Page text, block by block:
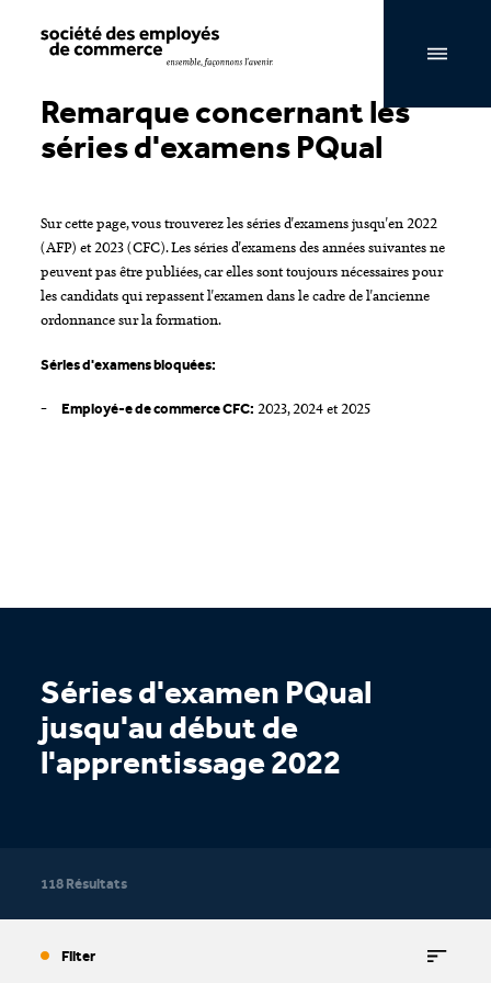
Remarque concernant les
séries d'examens PQual
Sur cette page, vous trouverez les séries d'examens jusqu'en 2022
(AFP) et 2023 (CFC). Les séries d'examens des années suivantes ne
peuvent pas être publiées, car elles sont toujours nécessaires pour
les candidats qui repassent l'examen dans le cadre de l'ancienne
ordonnance sur la formation.
Séries d'examens bloquées:
Employé-e de commerce CFC: 2023, 2024 et 2025
Séries d'examen PQual
jusqu'au début de
l'apprentissage 2022
118 Résultats
Filter